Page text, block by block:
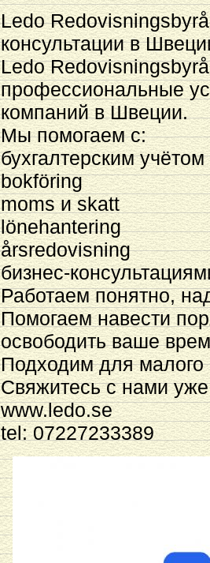
Ledo
консультации в
Ledo
профессиональные
компаний в Швеции.
Мы помогаем с:
бухгалтерским учётом
bokföring
moms и skatt
lönehantering
årsredovisning
бизнес-
Работаем понятно,
Помогаем навести
освободить ваше
Подходим для малого
Свяжитесь с нами уже
www.ledo.se
tel: 07227233389